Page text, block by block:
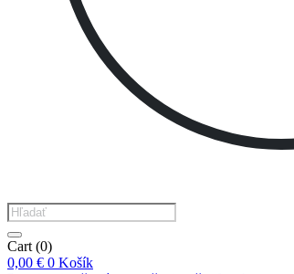
Products
search
Cart (0)
0,00 € 0 Košík